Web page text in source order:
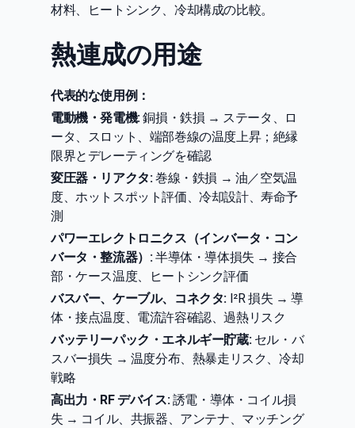
材料、ヒートシンク、冷却構成の比較。
熱連成の用途
代表的な使用例：
電動機・発電機:銅損・鉄損 → ステータ、ロ
ータ、スロット、端部巻線の温度上昇；絶縁
限界とデレーティングを確認
変圧器・リアクタ:巻線・鉄損 → 油／空気温
度、ホットスポット評価、冷却設計、寿命予
測
パワーエレクトロニクス（インバータ・コン
バータ・整流器）:半導体・導体損失 → 接合
部・ケース温度、ヒートシンク評価
バスバー、ケーブル、コネクタ: I²R 損失 → 導
体・接点温度、電流許容確認、過熱リスク
バッテリーパック・エネルギー貯蔵:セル・バ
スバー損失 → 温度分布、熱暴走リスク、冷却
戦略
高出力・RF デバイス:誘電・導体・コイル損
失 → コイル、共振器、アンテナ、マッチング